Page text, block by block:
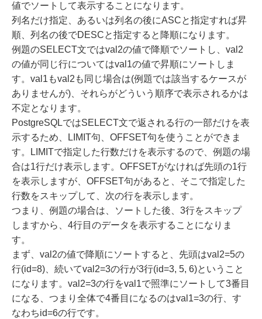
値でソートして表示することになります。
列名だけ指定、あるいは列名の後にASCと指定すれば昇
順、列名の後でDESCと指定すると降順になります。
例題のSELECT文ではval2の値で降順でソートし、val2
の値が同じ行についてはval1の値で昇順にソートしま
す。val1もval2も同じ場合は(例題では該当するケースが
ありませんが)、それらがどういう順序で表示されるかは
不定となります。
PostgreSQLではSELECT文で返される行の一部だけを表
示するため、LIMIT句、OFFSET句を使うことができま
す。LIMITで指定した行数だけを表示するので、例題の場
合は1行だけ表示します。OFFSETがなければ先頭の1行
を表示しますが、OFFSET句があると、そこで指定した
行数をスキップして、次の行を表示します。
つまり、例題の場合は、ソートした後、3行をスキップ
しますから、4行目のデータを表示することになりま
す。
まず、val2の値で降順にソートすると、先頭はval2=5の
行(id=8)、続いてval2=3の行が3行(id=3, 5, 6)ということ
になります。val2=3の行をval1で照準にソートして3番目
になる、つまり全体で4番目になるのはval1=3の行、す
なわちid=6の行です。